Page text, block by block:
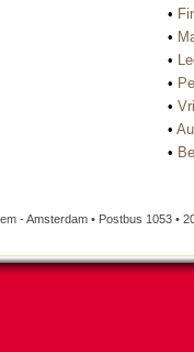
•
•
•
•
•
•
•
- Amsterdam • Postbus 1053 •